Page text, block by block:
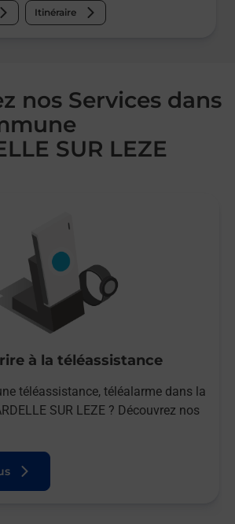
Itinéraire
nos Services dans
SUR LEZE
à la téléassistance
téléassistance, téléalarme dans la
SUR LEZE ? Découvrez nos